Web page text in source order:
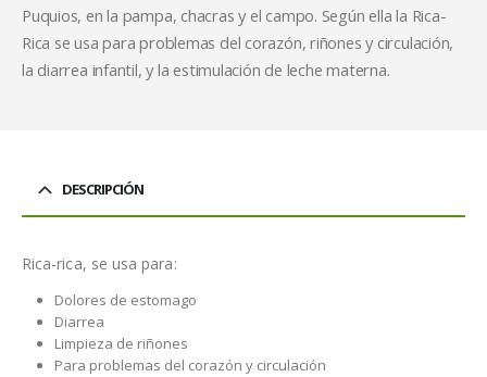
Puquios, en la pampa, chacras y el campo. Según ella la Rica-
Rica se usa para problemas del corazón, riñones y circulación,
la diarrea infantil, y la estimulación de leche materna.
DESCRIPCIÓN
Rica-rica, se usa para:
Dolores de estomago
Diarrea
Limpieza de riñones
Para problemas del corazón y circulación